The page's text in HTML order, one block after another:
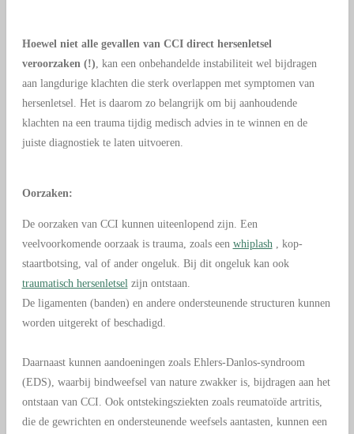
Hoewel niet alle gevallen van CCI direct hersenletsel
veroorzaken (!) , kan een onbehandelde instabiliteit wel bijdragen
aan langdurige klachten die sterk overlappen met symptomen van
hersenletsel. Het is daarom zo belangrijk om bij aanhoudende
klachten na een trauma tijdig medisch advies in te winnen en de
juiste diagnostiek te laten uitvoeren.
Oorzaken:
De oorzaken van CCI kunnen uiteenlopend zijn. Een
veelvoorkomende oorzaak is trauma, zoals een whiplash , kop-
staartbotsing, val of ander ongeluk. Bij dit ongeluk kan ook
traumatisch hersenletsel zijn ontstaan.
De ligamenten (banden) en andere ondersteunende structuren kunnen
worden uitgerekt of beschadigd.
Daarnaast kunnen aandoeningen zoals Ehlers-Danlos-syndroom
(EDS), waarbij bindweefsel van nature zwakker is, bijdragen aan het
ontstaan van CCI. Ook ontstekingsziekten zoals reumatoïde artritis,
die de gewrichten en ondersteunende weefsels aantasten, kunnen een